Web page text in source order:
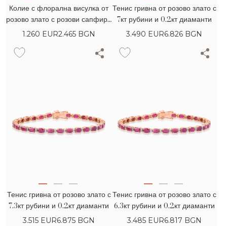
Колие с флорална висулка от
розово злато с розови сапфири
pear 0.77кт и диаманти 0.04кт
1.260 EUR2.465 BGN
Тенис гривна от розово злато с
7кт рубини и 0.2кт диаманти
3.490 EUR6.826 BGN
Тенис гривна от розово злато с
7.3кт рубини и 0.2кт диаманти
3.515 EUR6.875 BGN
Тенис гривна от розово злато с
6.3кт рубини и 0.2кт диаманти
3.485 EUR6.817 BGN